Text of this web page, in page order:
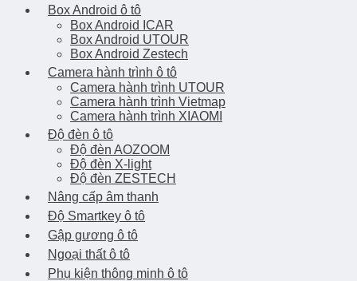
Box Android ô tô
Box Android ICAR
Box Android UTOUR
Box Android Zestech
Camera hành trình ô tô
Camera hành trình UTOUR
Camera hành trình Vietmap
Camera hành trình XIAOMI
Độ đèn ô tô
Độ đèn AOZOOM
Độ đèn X-light
Độ đèn ZESTECH
Nâng cấp âm thanh
Độ Smartkey ô tô
Gập gương ô tô
Ngoại thất ô tô
Phụ kiện thông minh ô tô